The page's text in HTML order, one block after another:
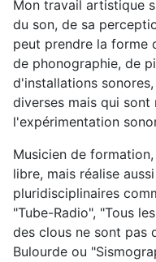
Mon travail artistique
du son, de sa
peut prendre la forme
de phonographie, de
d'installations
diverses mais qui
l'expérimentation
Musicien de
libre, mais réalise
pluridisciplinaires
"Tube-Radio", "Tous
des clous ne sont pas
Bulourde ou